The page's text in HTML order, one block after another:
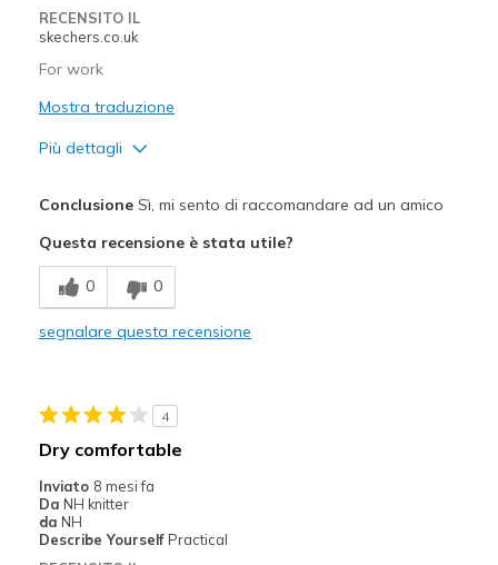
RECENSITO IL
skechers.co.uk
For work
Mostra traduzione
Più dettagli
Breathe Well
Comfortable
Poor Cushioning
Migliori Utilizzi:
Casual Wear
ConclusioneSì, mi sento di raccomandare ad un amico
Questa recensione è stata utile?
0 0
segnalare questa recensione
4
Dry comfortable
Inviato 8 mesi fa
Da NH knitter
da NH
Describe Yourself Practical